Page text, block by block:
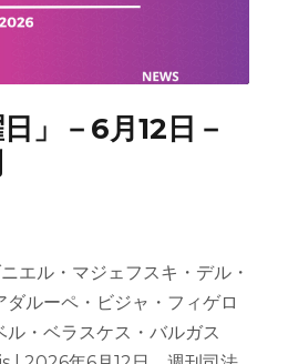
」－6月12日－
エル・マジェフスキ・デル・
ダルーペ・ビジャ・フィゲロ
・ベラスケス・バルガス